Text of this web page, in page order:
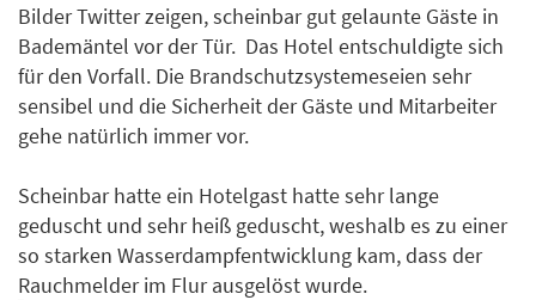
Bilder Twitter zeigen, scheinbar gut gelaunte Gäste in
Bademäntel vor der Tür. Das Hotel entschuldigte sich
für den Vorfall. Die Brandschutzsystemeseien sehr
sensibel und die Sicherheit der Gäste und Mitarbeiter
gehe natürlich immer vor.
Scheinbar hatte ein Hotelgast hatte sehr lange
geduscht und sehr heiß geduscht, weshalb es zu einer
so starken Wasserdampfentwicklung kam, dass der
Rauchmelder im Flur ausgelöst wurde.